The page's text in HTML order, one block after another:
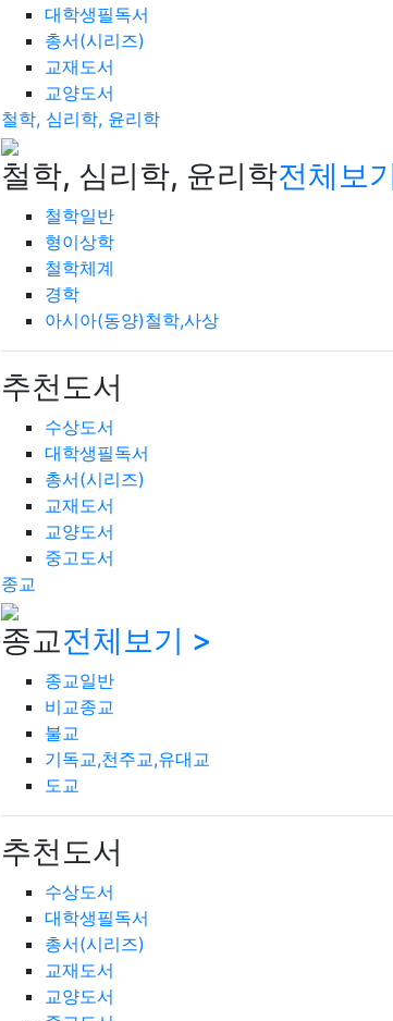
대학생필독서
총서(시리즈)
교재도서
교양도서
철학, 심리학, 윤리학
철학, 심리학, 윤리학전체보
철학일반
형이상학
철학체계
경학
아시아(동양)철학,사상
추천도서
수상도서
대학생필독서
총서(시리즈)
교재도서
교양도서
중고도서
종교
종교전체보기 >
종교일반
비교종교
불교
기독교,천주교,유대교
도교
추천도서
수상도서
대학생필독서
총서(시리즈)
교재도서
교양도서